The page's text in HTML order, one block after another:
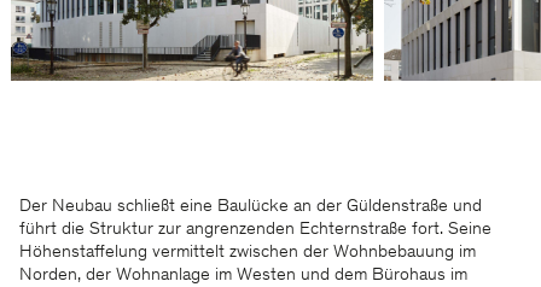
Der Neubau schließt eine Baulücke an der Güldenstraße und
führt die Struktur zur angrenzenden Echternstraße fort. Seine
Höhenstaffelung vermittelt zwischen der Wohnbebauung im
Norden, der Wohnanlage im Westen und dem Bürohaus im